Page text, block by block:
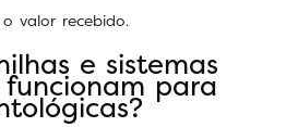
valor recebido.
e sistemas
funcionam para